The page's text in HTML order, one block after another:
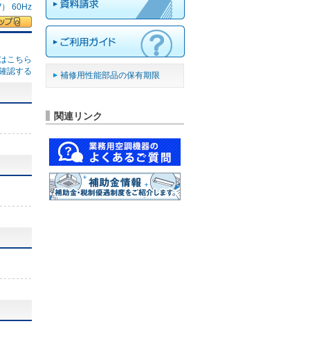
60Hz
こちら
認する
補修用性能部品の保有期限
関連リンク